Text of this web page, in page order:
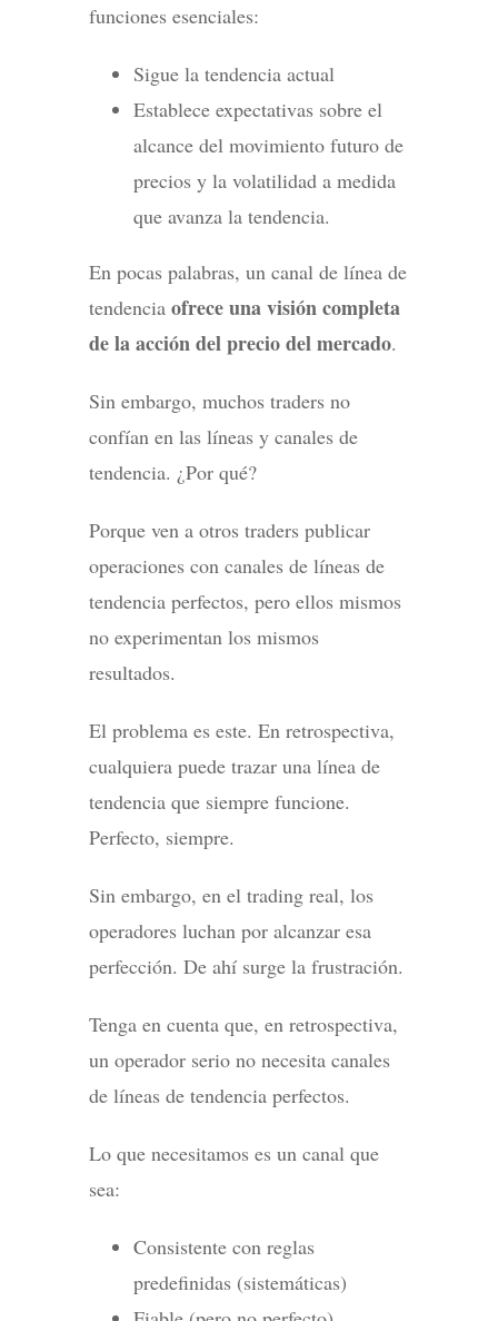
funciones esenciales:
Sigue la tendencia actual
Establece expectativas sobre el
alcance del movimiento futuro de
precios y la volatilidad a medida
que avanza la tendencia.
En pocas palabras, un canal de línea de
tendencia ofrece una visión completa
de la acción del precio del mercado.
Sin embargo, muchos traders no
confían en las líneas y canales de
tendencia. ¿Por qué?
Porque ven a otros traders publicar
operaciones con canales de líneas de
tendencia perfectos, pero ellos mismos
no experimentan los mismos
resultados.
El problema es este. En retrospectiva,
cualquiera puede trazar una línea de
tendencia que siempre funcione.
Perfecto, siempre.
Sin embargo, en el trading real, los
operadores luchan por alcanzar esa
perfección. De ahí surge la frustración.
Tenga en cuenta que, en retrospectiva,
un operador serio no necesita canales
de líneas de tendencia perfectos.
Lo que necesitamos es un canal que
sea:
Consistente con reglas
predefinidas (sistemáticas)